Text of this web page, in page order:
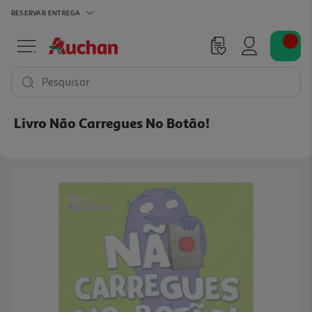
RESERVAR ENTREGA
Pesquisar
Livro Não Carregues No Botão!